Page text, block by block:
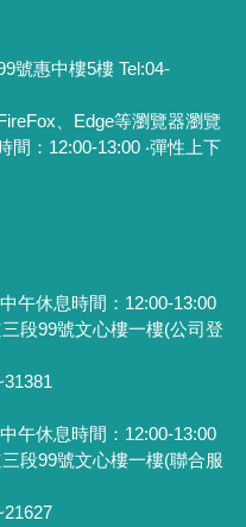
號惠中樓5樓 Tel:04-
、Edge等瀏覽器瀏覽
間：12:00-13:00 ‧彈性上下
午休息時間：12:00-13:00
段99號文心樓一樓(公司登
午休息時間：12:00-13:00
段99號文心樓一樓(聯合服